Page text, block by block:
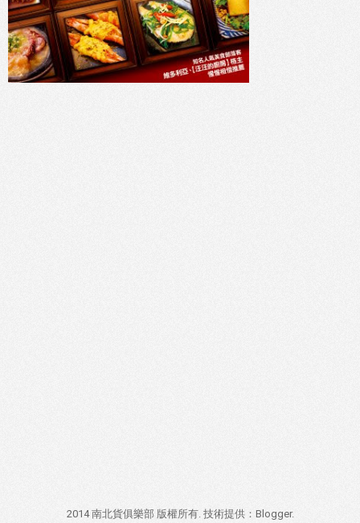
2014 南北貨俱樂部 版權所有. 技術提供： Blogger.